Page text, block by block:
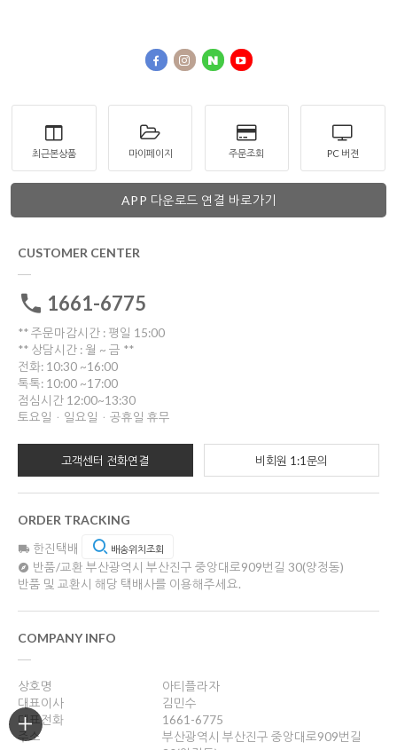
최근본상품 마이페이지 주문조회 PC 버젼
APP 다운로드 연결 바로가기
CUSTOMER CENTER
1661-6775
** 주문마감시간 : 평일 15:00
** 상담시간 : 월 ~ 금 **
전화: 10:30 ~16:00
톡톡: 10:00 ~17:00
점심시간 12:00~13:30
토요일ㆍ일요일ㆍ공휴일 휴무
고객센터 전화연결 비회원 1:1문의
ORDER TRACKING
한진택배 배송위치조회
반품/교환 부산광역시 부산진구 중앙대로909번길 30(양정동)
반품 및 교환시 해당 택배사를 이용해주세요.
COMPANY INFO
상호명
아티플라자
대표이사
김민수
대표전화
1661-6775
주소
부산광역시 부산진구 중앙대로909번길